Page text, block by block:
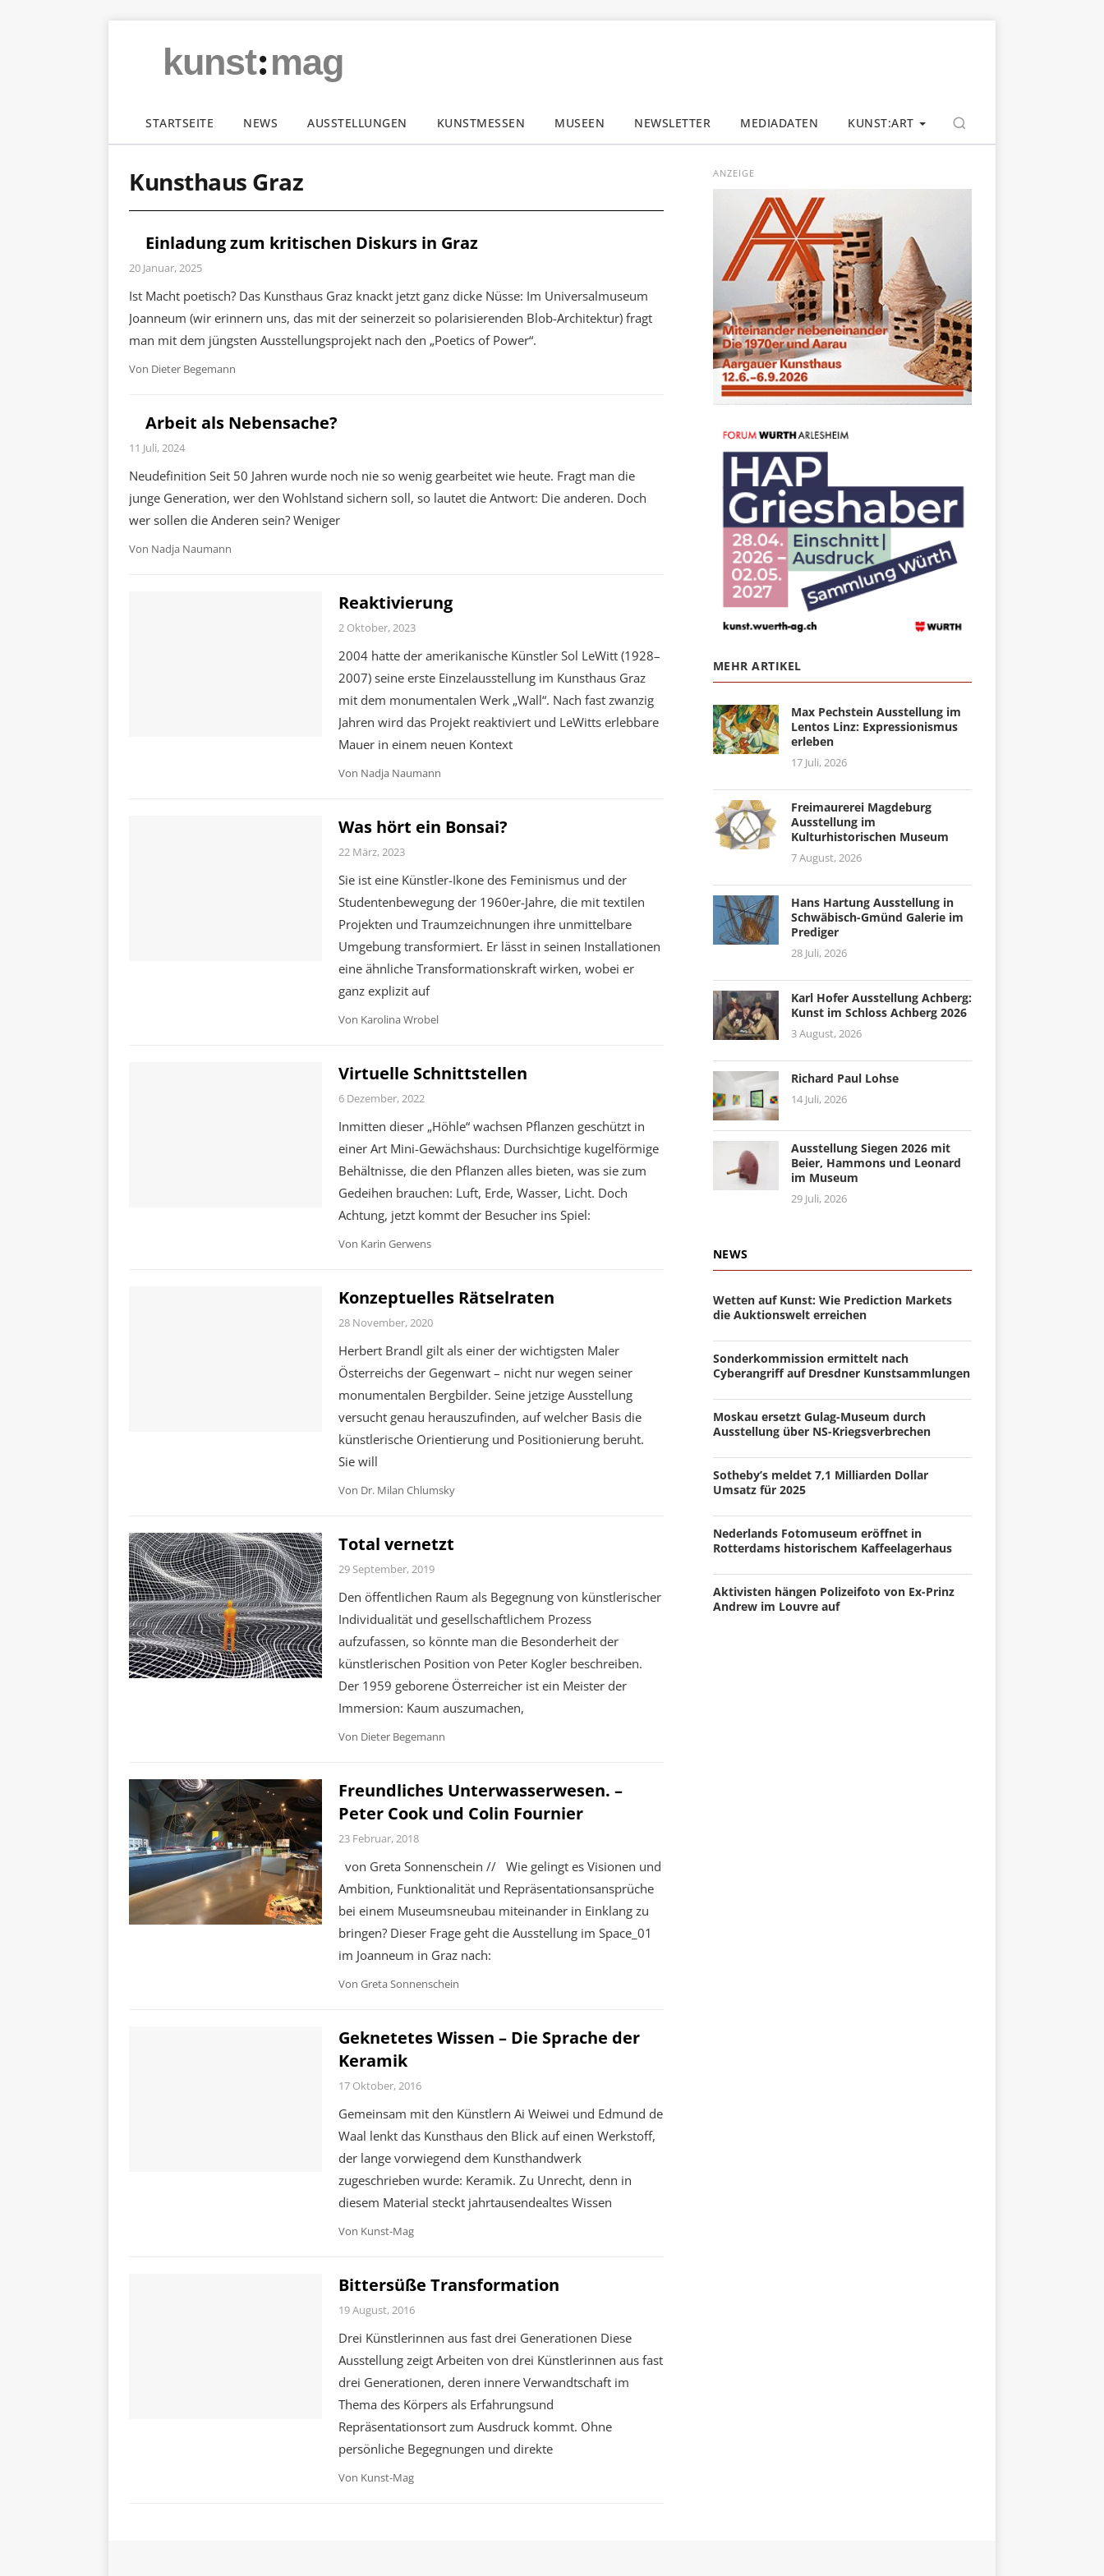
kunst:mag
STARTSEITE NEWS AUSSTELLUNGEN KUNSTMESSEN MUSEEN NEWSLETTER MEDIADATEN KUNST:ART
Kunsthaus Graz
Einladung zum kritischen Diskurs in Graz
20 Januar, 2025
Ist Macht poetisch? Das Kunsthaus Graz knackt jetzt ganz dicke Nüsse: Im Universalmuseum
Joanneum (wir erinnern uns, das mit der seinerzeit so polarisierenden Blob-Architektur) fragt
man mit dem jüngsten Ausstellungsprojekt nach den „Poetics of Power“.
Von Dieter Begemann
Arbeit als Nebensache?
11 Juli, 2024
Neudefinition Seit 50 Jahren wurde noch nie so wenig gearbeitet wie heute. Fragt man die
junge Generation, wer den Wohlstand sichern soll, so lautet die Antwort: Die anderen. Doch
wer sollen die Anderen sein? Weniger
Von Nadja Naumann
Reaktivierung
2 Oktober, 2023
2004 hatte der amerikanische Künstler Sol LeWitt (1928–
2007) seine erste Einzelausstellung im Kunsthaus Graz
mit dem monumentalen Werk „Wall“. Nach fast zwanzig
Jahren wird das Projekt reaktiviert und LeWitts erlebbare
Mauer in einem neuen Kontext
Von Nadja Naumann
Was hört ein Bonsai?
22 März, 2023
Sie ist eine Künstler-Ikone des Feminismus und der
Studentenbewegung der 1960er-Jahre, die mit textilen
Projekten und Traumzeichnungen ihre unmittelbare
Umgebung transformiert. Er lässt in seinen Installationen
eine ähnliche Transformationskraft wirken, wobei er
ganz explizit auf
Von Karolina Wrobel
Virtuelle Schnittstellen
6 Dezember, 2022
Inmitten dieser „Höhle“ wachsen Pflanzen geschützt in
einer Art Mini-Gewächshaus: Durchsichtige kugelförmige
Behältnisse, die den Pflanzen alles bieten, was sie zum
Gedeihen brauchen: Luft, Erde, Wasser, Licht. Doch
Achtung, jetzt kommt der Besucher ins Spiel:
Von Karin Gerwens
Konzeptuelles Rätselraten
28 November, 2020
Herbert Brandl gilt als einer der wichtigsten Maler
Österreichs der Gegenwart – nicht nur wegen seiner
monumentalen Bergbilder. Seine jetzige Ausstellung
versucht genau herauszufinden, auf welcher Basis die
künstlerische Orientierung und Positionierung beruht.
Sie will
Von Dr. Milan Chlumsky
Total vernetzt
29 September, 2019
Den öffentlichen Raum als Begegnung von künstlerischer
Individualität und gesellschaftlichem Prozess
aufzufassen, so könnte man die Besonderheit der
künstlerischen Position von Peter Kogler beschreiben.
Der 1959 geborene Österreicher ist ein Meister der
Immersion: Kaum auszumachen,
Von Dieter Begemann
Freundliches Unterwasserwesen. –
Peter Cook und Colin Fournier
23 Februar, 2018
von Greta Sonnenschein // Wie gelingt es Visionen und
Ambition, Funktionalität und Repräsentationsansprüche
bei einem Museumsneubau miteinander in Einklang zu
bringen? Dieser Frage geht die Ausstellung im Space_01
im Joanneum in Graz nach:
Von Greta Sonnenschein
Geknetetes Wissen – Die Sprache der
Keramik
17 Oktober, 2016
Gemeinsam mit den Künstlern Ai Weiwei und Edmund de
Waal lenkt das Kunsthaus den Blick auf einen Werkstoff,
der lange vorwiegend dem Kunsthandwerk
zugeschrieben wurde: Keramik. Zu Unrecht, denn in
diesem Material steckt jahrtausendealtes Wissen
Von Kunst-Mag
Bittersüße Transformation
19 August, 2016
Drei Künstlerinnen aus fast drei Generationen Diese
Ausstellung zeigt Arbeiten von drei Künstlerinnen aus fast
drei Generationen, deren innere Verwandtschaft im
Thema des Körpers als Erfahrungsund
Repräsentationsort zum Ausdruck kommt. Ohne
persönliche Begegnungen und direkte
Von Kunst-Mag
ANZEIGE
MEHR ARTIKEL
Max Pechstein Ausstellung im
Lentos Linz: Expressionismus
erleben
17 Juli, 2026
Freimaurerei Magdeburg
Ausstellung im
Kulturhistorischen Museum
7 August, 2026
Hans Hartung Ausstellung in
Schwäbisch-Gmünd Galerie im
Prediger
28 Juli, 2026
Karl Hofer Ausstellung Achberg:
Kunst im Schloss Achberg 2026
3 August, 2026
Richard Paul Lohse
14 Juli, 2026
Ausstellung Siegen 2026 mit
Beier, Hammons und Leonard
im Museum
29 Juli, 2026
NEWS
Wetten auf Kunst: Wie Prediction Markets
die Auktionswelt erreichen
Sonderkommission ermittelt nach
Cyberangriff auf Dresdner Kunstsammlungen
Moskau ersetzt Gulag-Museum durch
Ausstellung über NS-Kriegsverbrechen
Sotheby’s meldet 7,1 Milliarden Dollar
Umsatz für 2025
Nederlands Fotomuseum eröffnet in
Rotterdams historischem Kaffeelagerhaus
Aktivisten hängen Polizeifoto von Ex-Prinz
Andrew im Louvre auf